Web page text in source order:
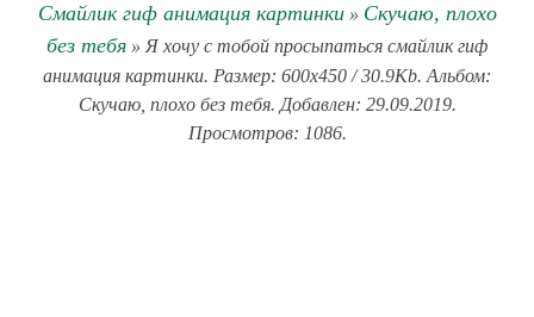
Смайлик гиф анимация картинки» Скучаю, плохо
без тебя » Я хочу с тобой просыпаться смайлик гиф
анимация картинки. Размер: 600x450 / 30.9Kb. Альбом:
Скучаю, плохо без тебя. Добавлен: 29.09.2019.
Просмотров: 1086.